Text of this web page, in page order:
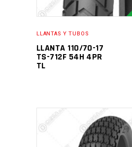
LLANTAS Y TUBOS
LLANTA 110/70-17
TS-712F 54H 4PR
TL